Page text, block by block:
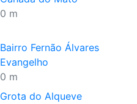
0 m
Bairro Fernão Álvares
Evangelho
0 m
Grota do Alqueve